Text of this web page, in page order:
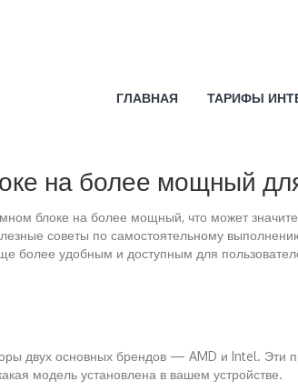
ГЛАВНАЯ ТАРИФЫ
на более мощный
блоке на более мощный, что может
советы по самостоятельному
более удобным и доступным для
двух основных брендов — AMD и Intel.
модель установлена в вашем устройстве.